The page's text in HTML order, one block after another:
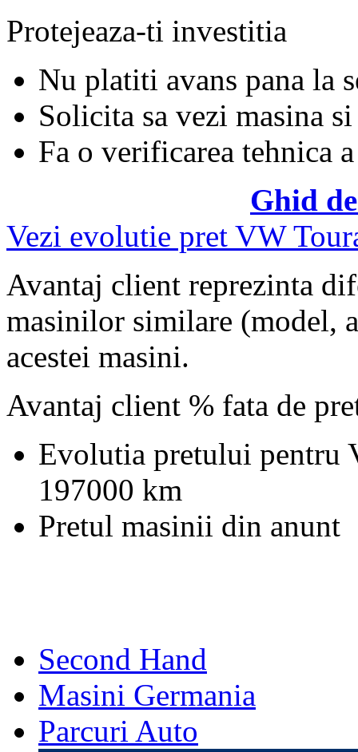
Protejeaza-ti investitia
Nu platiti avans pana la
Solicita sa vezi masina si
Fa o verificarea tehnica
Ghid
Vezi evolutie pret VW
Avantaj client reprezinta
masinilor similare (model,
acestei masini.
Avantaj client % fata de
Evolutia pretului pentru
197000 km
Pretul masinii din anunt
Second Hand
Masini Germania
Parcuri Auto